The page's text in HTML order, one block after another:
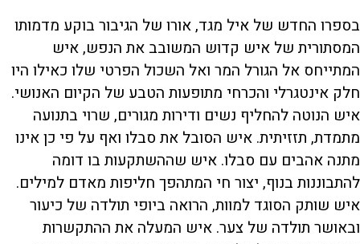
בספרו החדש של איל מגד, אורו של הגיבור בוקע מדמותו
המסתורית של איש קדוש המשובב את הנפש, איש
המתייחס אל הגורל המר ואל השכול הפרטי שלו כאילו היו
חלק אינטגרלי והכרחי מתופעות הטבע של הקיום האנושי.
איש הנוטה להחליף נשים ודירות מגורים, שרוי בתנועה
מתמדת, תזזיתית. איש הסובל את סבלו ואף על פי כן אינו
מתנה אהבים עם סבלו. איש שההשתקעות בו דומה
להתבוננות בנוף, יצור חי המתהפך חליפות מאדם למילים.
איש שותק הסוגד למוות, הרואה ביופי תולדה של כיעור
ובאושר תולדה של צער. איש המעלה את ההתקשרות